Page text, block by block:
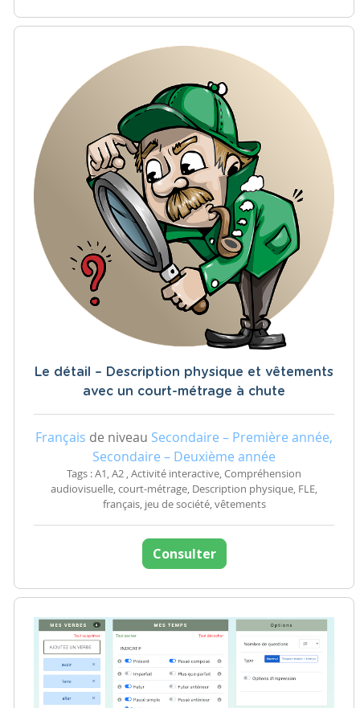
Le détail – Description physique et vêtements
avec un court-métrage à chute
Français de niveau Secondaire – Première année,
Secondaire – Deuxième année
Tags : A1, A2 , Activité interactive, Compréhension
audiovisuelle, court-métrage, Description physique, FLE,
français, jeu de société, vêtements
Consulter